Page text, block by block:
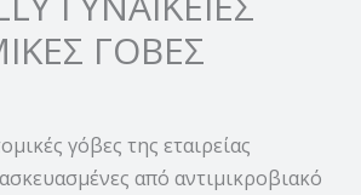
ΓΟΒΕΣ
γόβες της εταιρείας
από αντιμικροβιακό